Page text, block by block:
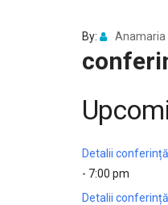
By: Anamaria
Detalii
- 7:00 pm
Detalii